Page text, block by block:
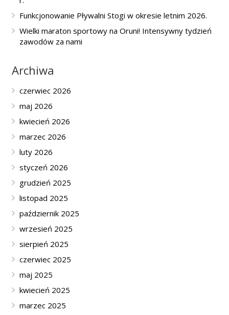
Funkcjonowanie Pływalni Stogi w okresie letnim 2026.
Wielki maraton sportowy na Oruni! Intensywny tydzień
zawodów za nami
Archiwa
czerwiec 2026
maj 2026
kwiecień 2026
marzec 2026
luty 2026
styczeń 2026
grudzień 2025
listopad 2025
październik 2025
wrzesień 2025
sierpień 2025
czerwiec 2025
maj 2025
kwiecień 2025
marzec 2025